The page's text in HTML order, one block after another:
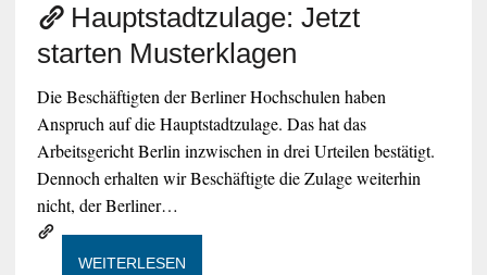
Hauptstadtzulage: Jetzt
starten Musterklagen
Die Beschäftigten der Berliner Hochschulen haben
Anspruch auf die Hauptstadtzulage. Das hat das
Arbeitsgericht Berlin inzwischen in drei Urteilen bestätigt.
Dennoch erhalten wir Beschäftigte die Zulage weiterhin
nicht, der Berliner…
WEITERLESEN